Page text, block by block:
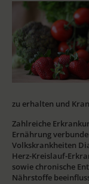
zu erhalten und
Zahlreiche
Ernährung
Volkskrankheiten
Herz-Kreislauf-
sowie chronische
Nährstoffe